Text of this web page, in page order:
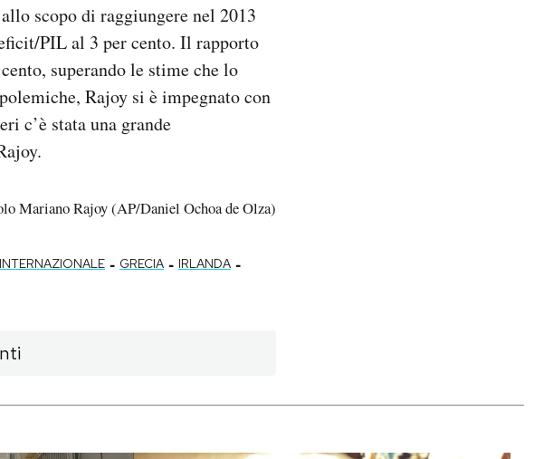
scopo di raggiungere nel 2013
PIL al 3 per cento. Il rapporto
superando le stime che lo
Rajoy si è impegnato con
c’è stata una grande
Mariano Rajoy (AP/Daniel Ochoa de Olza)
- GRECIA - IRLANDA -